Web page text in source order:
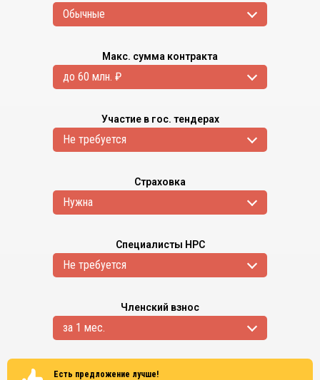
Обычные
Макс. сумма контракта
до 60 млн. ₽
Участие в гос. тендерах
Не требуется
Страховка
Нужна
Специалисты НРС
Не требуется
Членский взнос
за 1 мес.
Есть предложение лучше!